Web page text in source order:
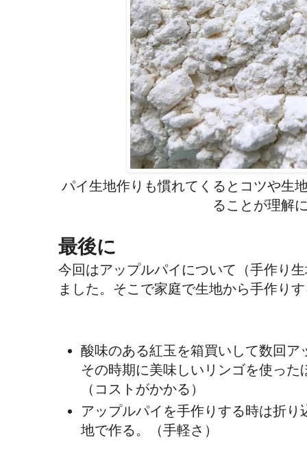
パイ生地作りも慣れてくるとコツや生
ることが理解
最後に
今回はアップルパイについて（手作り
ました。そこで家庭で生地から手作り
酸味のある紅玉を箱買いして数回
その時期に美味しいリンゴを使っ
（コストがかかる）
アップルパイを手作りする時は折
地で作る。（手軽さ）